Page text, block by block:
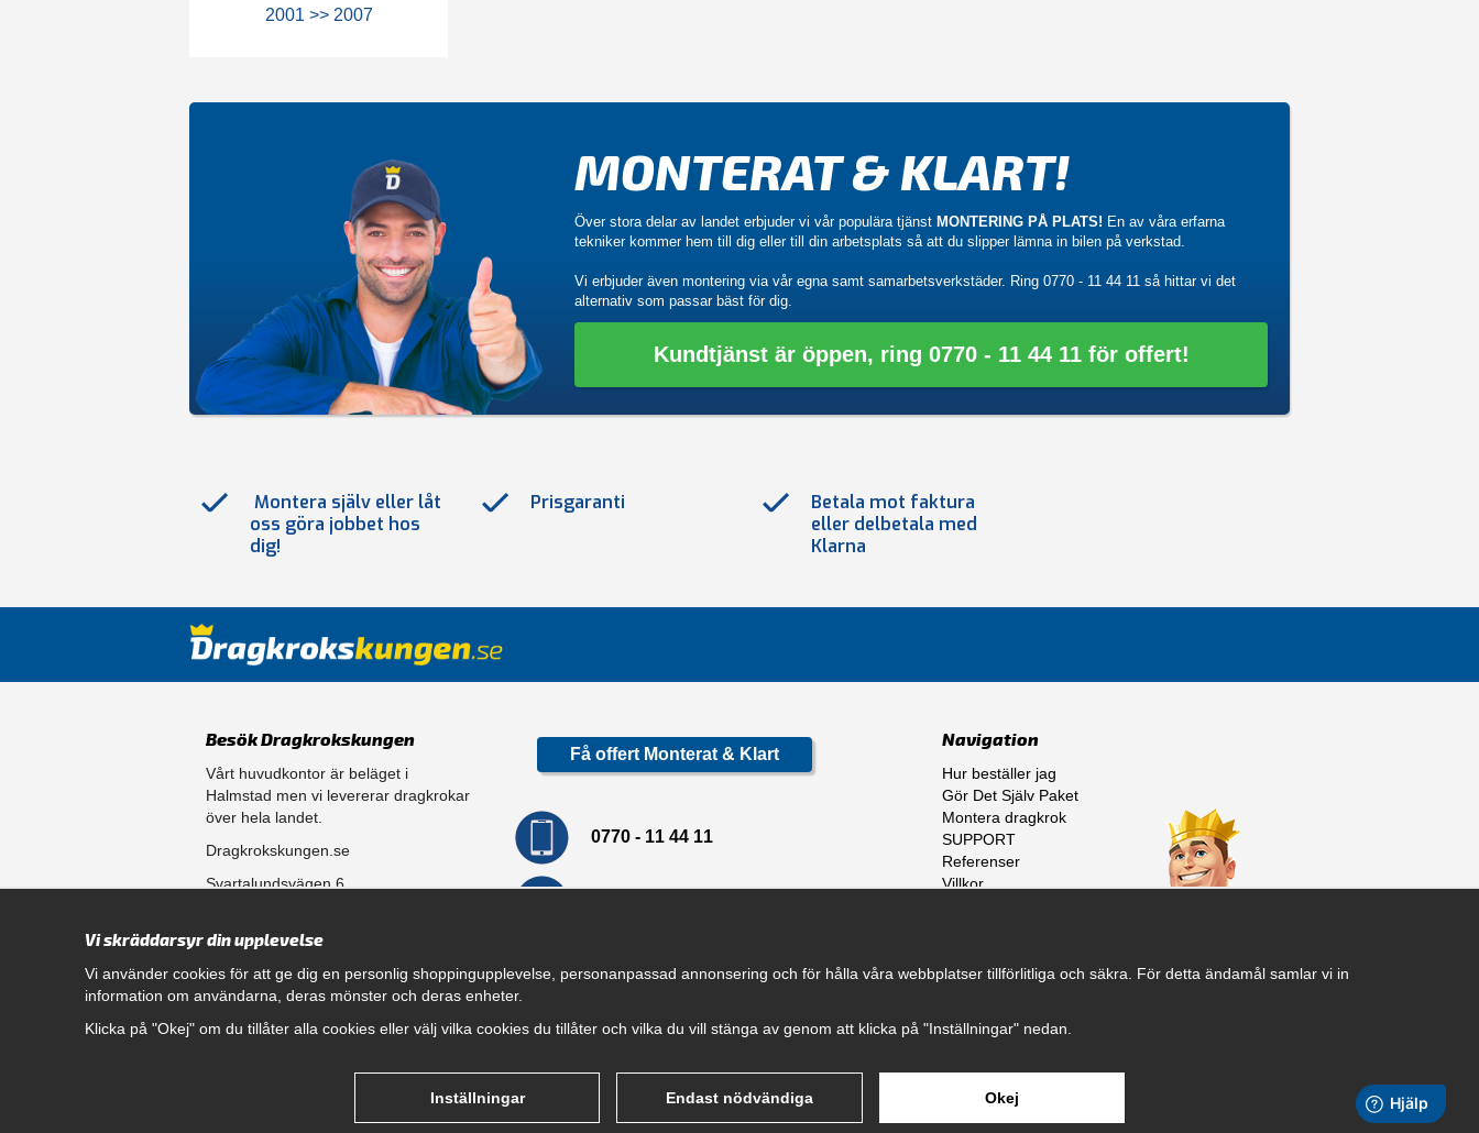
2001 >> 2007
MONTERAT & KLART!
Över stora delar av landet erbjuder vi vår populära tjänst MONTERING PÅ PLATS! En av våra erfarna
tekniker kommer hem till dig eller till din arbetsplats så att du slipper lämna in bilen på verkstad.
Vi erbjuder även montering via vår egna samt samarbetsverkstäder. Ring 0770 - 11 44 11 så hittar vi det
alternativ som passar bäst för dig.
Kundtjänst är öppen, ring 0770 - 11 44 11 för offert!
Montera själv eller låt
oss göra jobbet hos
dig!
Prisgaranti
Betala mot faktura
eller delbetala med
Klarna
Besök Dragkrokskungen
Vårt huvudkontor är beläget i
Halmstad men vi levererar dragkrokar
över hela landet.
Dragkrokskungen.se
Svartalundsvägen 6
556861-0256
Öppettider
Hitta rätt dragkrok till din bil
Få offert Monterat & Klart
0770 - 11 44 11
Navigation
Hur beställer jag
Gör Det Själv Paket
Montera dragkrok
SUPPORT
Referenser
Villkor
Vi skräddarsyr din upplevelse
Vi använder cookies för att ge dig en personlig shoppingupplevelse, personanpassad annonsering och för hålla våra webbplatser tillförlitliga och säkra. För detta ändamål samlar vi in
information om användarna, deras mönster och deras enheter.
Klicka på "Okej" om du tillåter alla cookies eller välj vilka cookies du tillåter och vilka du vill stänga av genom att klicka på "Inställningar" nedan.
Inställningar Endast nödvändiga Okej